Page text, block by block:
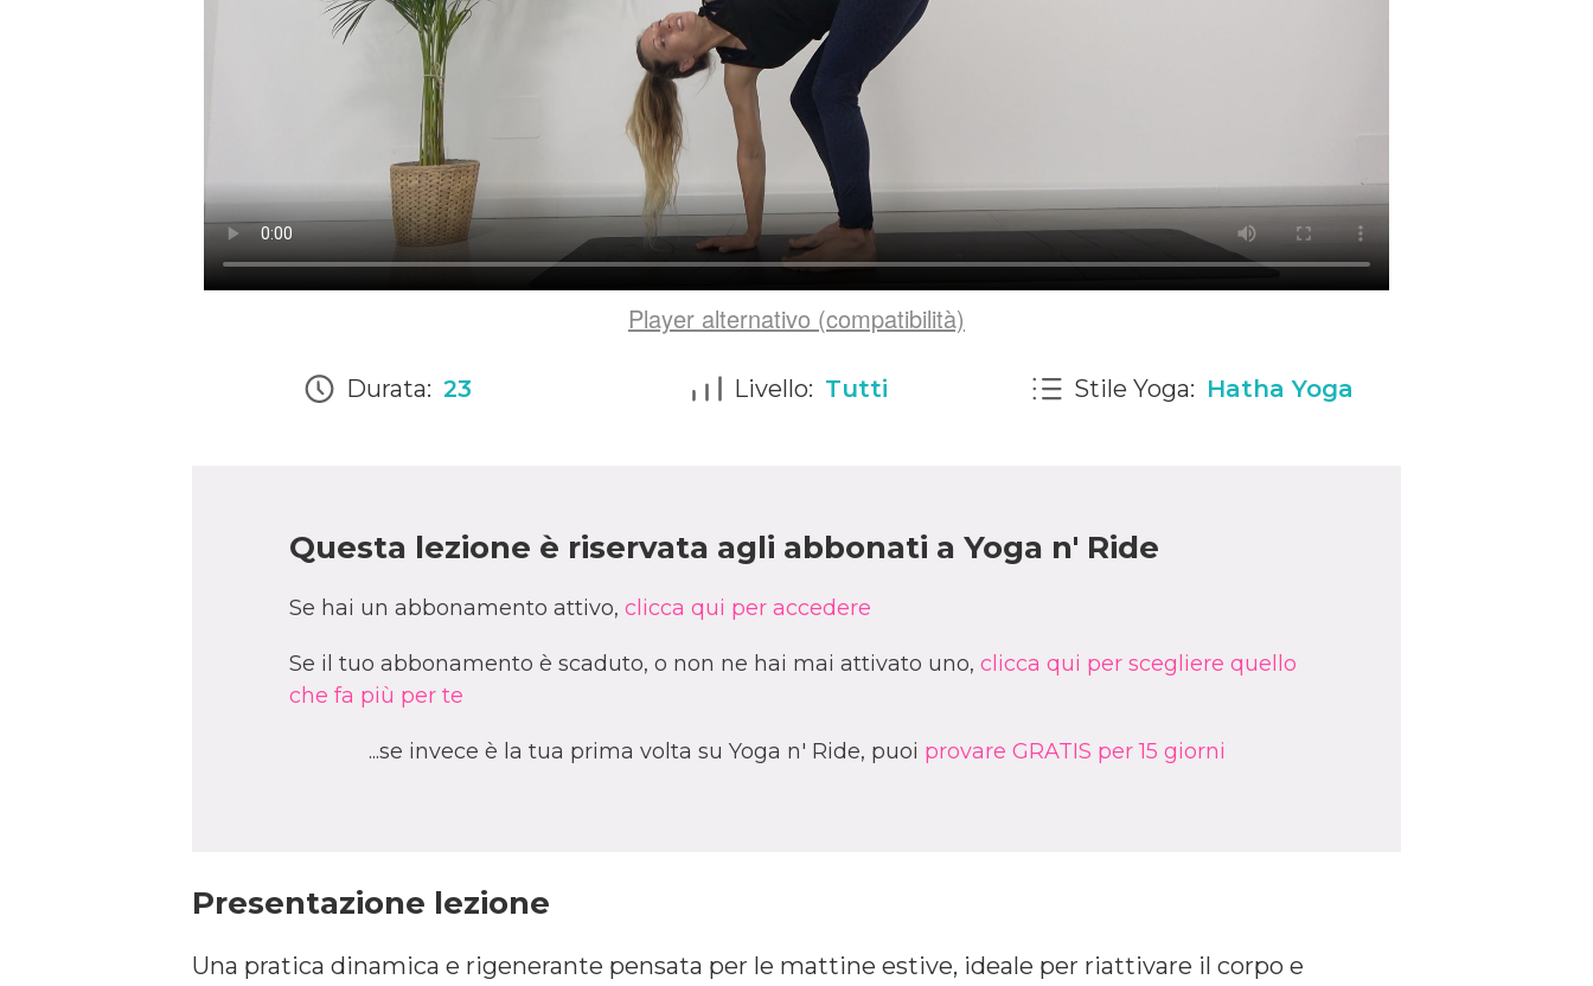
Player alternativo (compatibilità)
Durata: 23 Livello: Tutti Stile Yoga: Hatha Yoga
Questa lezione è riservata agli abbonati a Yoga n' Ride
Se hai un abbonamento attivo, clicca qui per accedere
Se il tuo abbonamento è scaduto, o non ne hai mai attivato uno, clicca qui per scegliere quello
che fa più per te
...se invece è la tua prima volta su Yoga n' Ride, puoi provare GRATIS per 15 giorni
Presentazione lezione
Una pratica dinamica e rigenerante pensata per le mattine estive, ideale per riattivare il corpo e